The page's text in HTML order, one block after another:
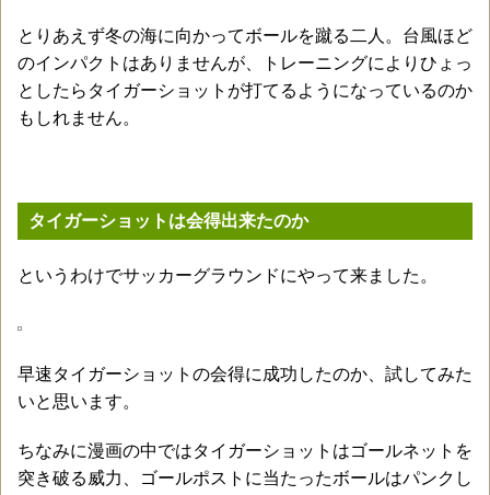
とりあえず冬の海に向かってボールを蹴る二人。台風ほど
のインパクトはありませんが、トレーニングによりひょっ
としたらタイガーショットが打てるようになっているのか
もしれません。
タイガーショットは会得出来たのか
というわけでサッカーグラウンドにやって来ました。
早速タイガーショットの会得に成功したのか、試してみた
いと思います。
ちなみに漫画の中ではタイガーショットはゴールネットを
突き破る威力、ゴールポストに当たったボールはパンクし